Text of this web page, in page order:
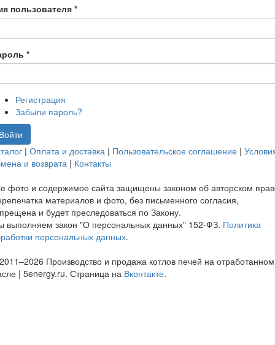
пользователя *
*
Регистрация
Забыли пароль?
| Оплата и доставка | Пользовательское соглашение |
и возврата | Контакты
фото и содержимое сайта защищены законом об авторском
материалов и фото, без письменного согласия,
и будет преследоваться по Закону.
выполняем закон "О персональных данных" 152-ФЗ. Политика
персональных данных.
Производство и продажа котлов печей на отработанном
| 5energy.ru. Страница на Вконтакте.